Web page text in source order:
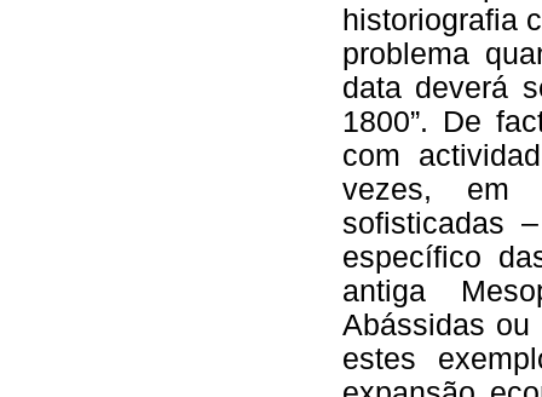
historiografia
problema
data deverá
1800”. De
com
vezes, em
sofisticadas
específico
antiga
Abássidas
estes